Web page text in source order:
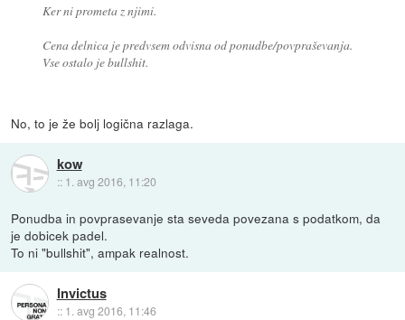
Ker ni prometa z njimi.
Cena delnica je predvsem odvisna od ponudbe/povpraševanja.
Vse ostalo je bullshit.
No, to je že bolj logična razlaga.
kow
:: 1. avg 2016, 11:20
Ponudba in povprasevanje sta seveda povezana s podatkom, da
je dobicek padel.
To ni "bullshit", ampak realnost.
Invictus
:: 1. avg 2016, 11:46